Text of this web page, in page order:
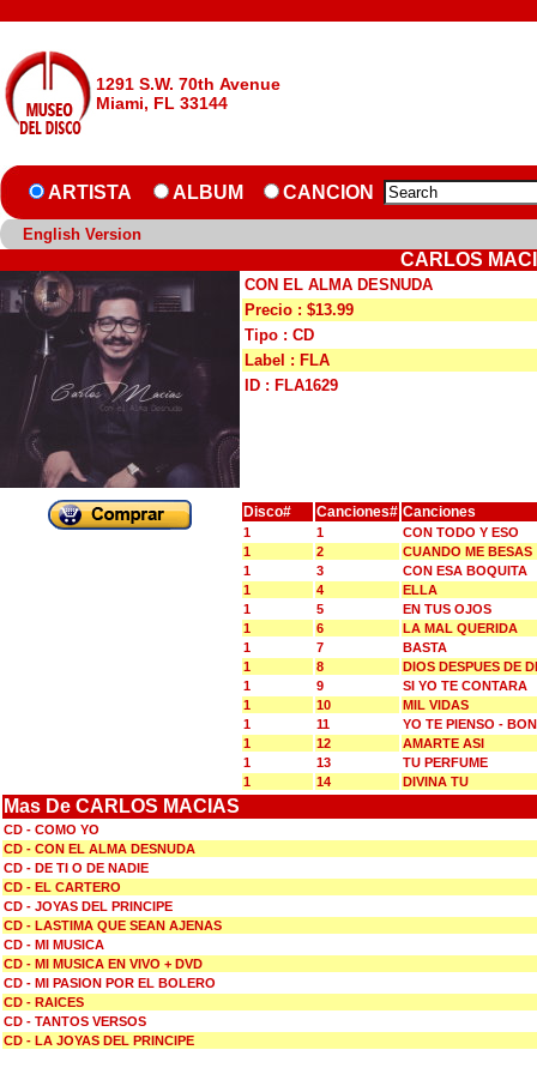
1291 S.W. 70th Avenue
Miami, FL 33144
ARTISTA ALBUM CANCION
English Version
CARLOS
CON EL ALMA DESNUDA
Precio : $13.99
Tipo : CD
Label : FLA
ID : FLA1629
Disco# Canciones# Canciones
1 1
CON TODO Y ESO
1
2
CUANDO ME BESAS
1
3
CON ESA BOQUITA
1
4
ELLA
1
5
EN TUS OJOS
1
6
LA MAL QUERIDA
1
7
BASTA
1
8
DIOS DESPUES DE
1
9
SI YO TE CONTARA
1
10
MIL VIDAS
1
11
YO TE PIENSO -
1
12
AMARTE ASI
1
13
TU PERFUME
1
14 DIVINA TU
Mas De CARLOS MACIAS
CD - COMO YO
CD - CON EL ALMA DESNUDA
CD - DE TI O DE NADIE
CD - EL CARTERO
CD - JOYAS DEL PRINCIPE
CD - LASTIMA QUE SEAN AJENAS
CD - MI MUSICA
CD - MI MUSICA EN VIVO + DVD
CD - MI PASION POR EL BOLERO
CD - RAICES
CD - TANTOS VERSOS
CD - LA JOYAS DEL PRINCIPE